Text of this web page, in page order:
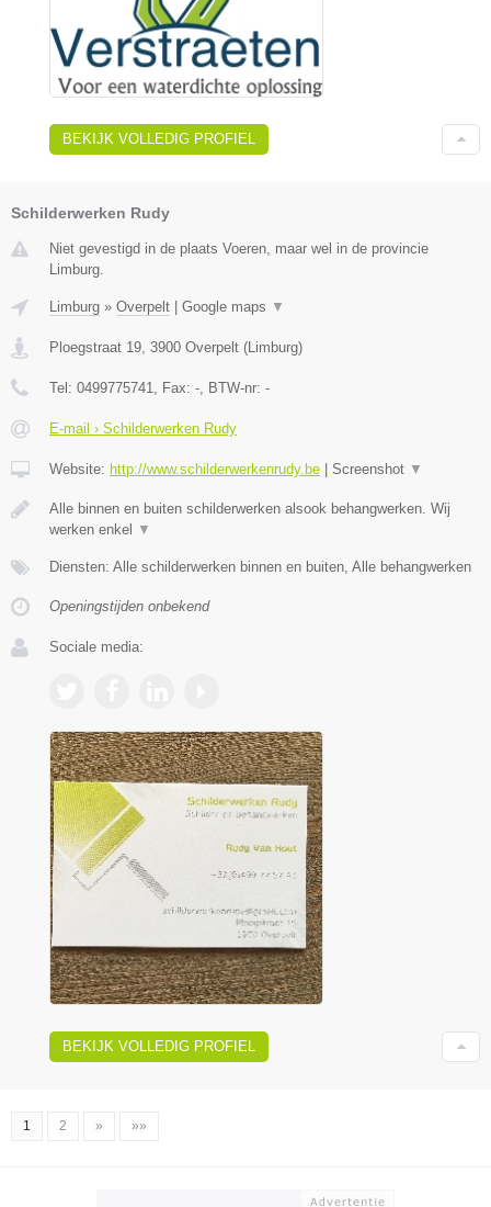
BEKIJK VOLLEDIG PROFIEL
Schilderwerken Rudy
Niet gevestigd in de plaats Voeren, maar wel in de provincie
Limburg.
Limburg » Overpelt | Google maps ▼
Ploegstraat 19 3900 Overpelt (Limburg)
Tel: 0499775741 , Fax: - , BTW-nr: -
E-mail › Schilderwerken Rudy
Website: http://www.schilderwerkenrudy.be | Screenshot ▼
Alle binnen en buiten schilderwerken alsook behangwerken. Wij
werken enkel ▼
Diensten: Alle schilderwerken binnen en buiten, Alle behangwerken
Openingstijden onbekend
Sociale media:
BEKIJK VOLLEDIG PROFIEL
1 2 » »»